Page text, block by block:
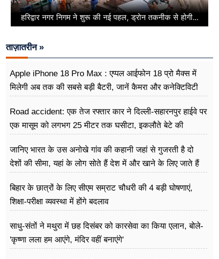
हरिद्वार नगर निगम ने शुरू की नई पहल, ड्रोन तकनीक से होगी...
ताज़ातरीन »
Apple iPhone 18 Pro Max : एप्पल आईफोन 18 प्रो मैक्स में
मिलेगी अब तक की सबसे बड़ी बैटरी, जानें कैमरा और कनेक्टिविटी
Road accident: एक तेज रफ्तार कार ने दिल्ली-सहारनपुर हाईवे पर
एक मासूम को लगभग 25 मीटर तक घसीटा, इकलौते बेटे की
जानिए भारत के उस अनोखे गांव की कहानी जहां से गुजरती है दो
देशों की सीमा, यहां के लोग सोते हैं देश में और खाने के लिए जाते हैं
बिहार के छात्रों के लिए सीएम सम्राट चौधरी की 4 बड़ी घोषणाएं,
शिक्षा-परीक्षा व्यवस्था में होंगे बदलाव
साधु-संतों ने मथुरा में छह दिसंबर को कारसेवा का किया एलान, बोले-
'कृष्णा लला हम आएंगे, मंदिर वहीं बनाएंगे'